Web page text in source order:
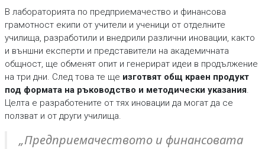
В лабораторията по предприемачество и финансова
грамотност екипи от учители и ученици от отделните
училища, разработили и внедрили различни иновации, както
и външни експерти и представители на академичната
общност, ще обменят опит и генерират идеи в продължение
на три дни. След това те ще изготвят общ краен продукт
под формата на ръководство и методически указания.
Целта е разработените от тях иновации да могат да се
ползват и от други училища.
„Предприемачеството и финансовата